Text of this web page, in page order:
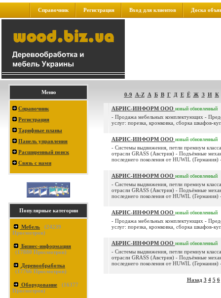
Справочник Регистрация Вход для клиентов Доска
Меню
Справочник
Регистрация
Тарифные планы
Панель управления
Расширенный поиск
Связь с нами
Популярные категории
Мебель (24239
Просмотров)
Бизнес-информация
(17880 Просмотров)
Деревообработка
(17766 Просмотров)
Оборудование (16377
Просмотров)
0-9 A-Z А Б В Г Д Е Ё Ж З И К
АБРИС-ИНФОРМ ООО новый обновленный
- Продажа мебельных комплектующих -
услуг: порезка, кромковка, сборка шкафов-
АБРИС-ИНФОРМ ООО новый обновленный
- Системы выдвижения, петли премиум
отрасли GRASS (Австрия) - Подъёмные
последнего поколения от HUWIL (Германия)
АБРИС-ИНФОРМ ООО новый обновленный
- Системы выдвижения, петли премиум
отрасли GRASS (Австрия) - Подъёмные
последнего поколения от HUWIL (Германия)
АБРИС-ИНФОРМ ООО новый обновленный
- Продажа мебельных комплектующих -
услуг: порезка, кромковка, сборка шкафов-
АБРИС-ИНФОРМ ООО новый обновленный
- Системы выдвижения, петли премиум
отрасли GRASS (Австрия) - Подъёмные
последнего поколения от HUWIL (Германия)
Назад 3 4 5 6